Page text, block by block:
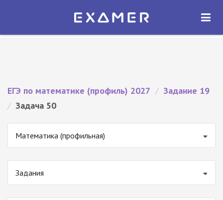
Экзамер — ЕГЭ 2027
ОТКРЫТЬ
ЕГЭ по математике (профиль) 2027 / Задание 19
/ Задача 50
Математика (профильная)
Задания